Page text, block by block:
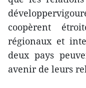
coopèrent
régionaux et
deux pays
avenir de leurs